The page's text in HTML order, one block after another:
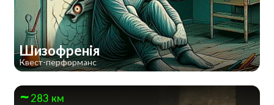
Шизофренія
Квест-перформанс
283 км